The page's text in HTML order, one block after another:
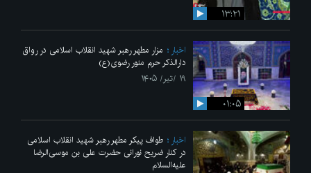
۱۳:۲۱
۰۱:۰۵
اخبار
مزار مطهر رهبر شهید انقلاب اسلامی در رواق
دارالذکر حرم منور رضوی(ع)
۱۹ /تیر/ ۱۴۰۵
اخبار
طواف پیکر مطهر رهبر شهید انقلاب اسلامی
در کنار ضریح نورانی حضرت علی‌ بن موسی‌الرضا
علیه‌السلام